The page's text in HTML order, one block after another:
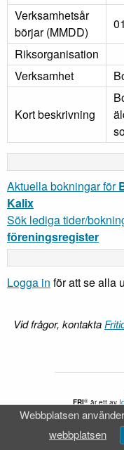
Verksamhetsår
börjar (MMDD)
Riksorganisation
Verksamhet
Kort beskrivning
Aktuella bokningar för
Kalix
Sök lediga tider/
föreningsregister
Logga in för att se alla
Vid frågor, kontakta
FRI®är ett av
Webbplatsen
webbplatsen